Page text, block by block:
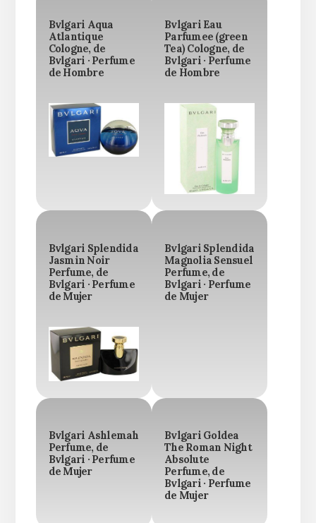
Bvlgari Aqua
Atlantique
Cologne, de
Bvlgari · Perfume
de Hombre
Bvlgari Eau
Parfumee (green
Tea) Cologne, de
Bvlgari · Perfume
de Hombre
Bvlgari Splendida
Jasmin Noir
Perfume, de
Bvlgari · Perfume
de Mujer
Bvlgari Splendida
Magnolia Sensuel
Perfume, de
Bvlgari · Perfume
de Mujer
Bvlgari Ashlemah
Perfume, de
Bvlgari · Perfume
de Mujer
Bvlgari Goldea
The Roman Night
Absolute
Perfume, de
Bvlgari · Perfume
de Mujer